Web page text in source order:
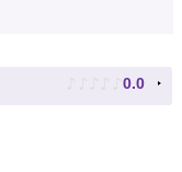
♪ ♪ ♪ ♪ ♪ 0.0